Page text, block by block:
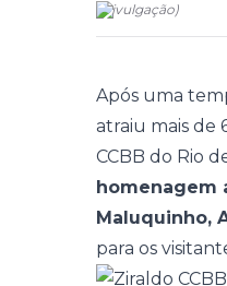
(Divulgação)
Após uma
atraiu mais de
CCBB do Rio
homenagem
Maluquinho,
para os